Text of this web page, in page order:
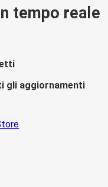
tempo reale
gli aggiornamenti